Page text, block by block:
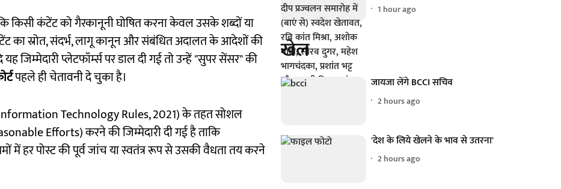
किसी कंटेंट को गैरकानूनी घोषित करना केवल उसके शब्दों या
का स्रोत, संदर्भ, लागू कानून और संबंधित अदालत के आदेशों की
जिम्मेदारी प्लेटफॉर्म्स पर डाल दी गई तो उन्हें "सुपर सेंसर" की
पहले ही चेतावनी दे चुका है।
Technology Rules, 2021) के तहत सोशल
Efforts) करने की जिम्मेदारी दी गई है ताकि
में हर पोस्ट की पूर्व जांच या स्वतंत्र रूप से उसकी वैधता तय करने
1 hour ago
खेल
जायजा लेंगे BCCI सचिव
2 hours ago
'देश के लिये खेलने के भाव से उतरना'
2 hours ago